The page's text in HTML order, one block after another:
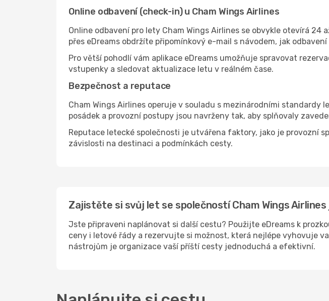
Online odbavení (check-in) u Cham Wings Airlines
Online odbavení pro lety Cham Wings Airlines se obvykle otevírá
přes eDreams obdržíte připomínkový e-mail s návodem, jak
Pro větší pohodlí vám aplikace eDreams umožňuje spravovat
vstupenky a sledovat aktualizace letu v reálném čase.
Bezpečnost a reputace
Cham Wings Airlines operuje v souladu s mezinárodními standardy
posádek a provozní postupy jsou navrženy tak, aby splňovaly
Reputace letecké společnosti je utvářena faktory, jako je provozní
závislosti na destinaci a podmínkách cesty.
Zajistěte si svůj let se společností Cham Wings
Jste připraveni naplánovat si další cestu? Použijte eDreams k
ceny i letové řády a rezervujte si možnost, která nejlépe vyhovuje
nástrojům je organizace vaší příští cesty jednoduchá a efektivní.